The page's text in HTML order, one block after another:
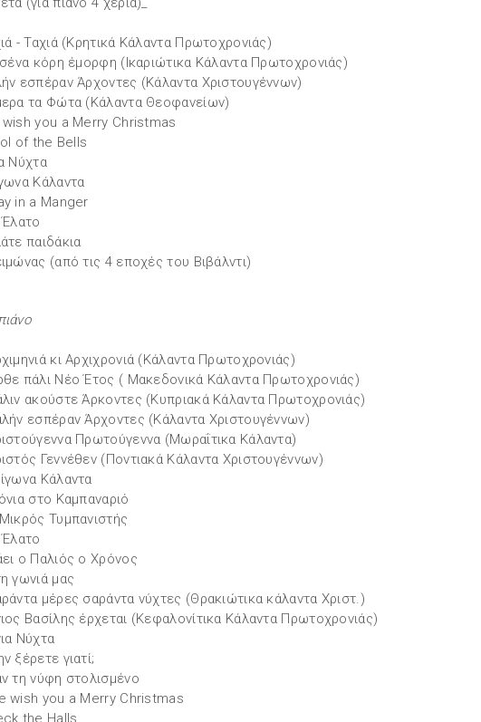
- Ταχιά (Κρητικά Κάλαντα Πρωτοχρονιάς)
κόρη έμορφη (Ικαριώτικα Κάλαντα Πρωτοχρονιάς)
εσπέραν Άρχοντες (Κάλαντα Χριστουγέννων)
τα Φώτα (Κάλαντα Θεοφανείων)
you a Merry Christmas
of the Bells
Νύχτα
Κάλαντα
in a Manger
παιδάκια
(από τις 4 εποχές του Βιβάλντι)
κι Αρχιχρονιά (Κάλαντα Πρωτοχρονιάς)
πάλι Νέο Έτος ( Μακεδονικά Κάλαντα Πρωτοχρονιάς)
ακούστε Άρκοντες (Κυπριακά Κάλαντα Πρωτοχρονιάς)
εσπέραν Άρχοντες (Κάλαντα Χριστουγέννων)
Πρωτούγεννα (Μωραΐτικα Κάλαντα)
Γεννέθεν (Ποντιακά Κάλαντα Χριστουγέννων)
Κάλαντα
στο Καμπαναριό
Τυμπανιστής
ο Παλιός ο Χρόνος
γωνιά μας
μέρες σαράντα νύχτες (Θρακιώτικα κάλαντα Χριστ.)
Βασίλης έρχεται (Κεφαλονίτικα Κάλαντα Πρωτοχρονιάς)
Νύχτα
ξέρετε γιατί;
τη νύφη στολισμένο
wish you a Merry Christmas
the Halls